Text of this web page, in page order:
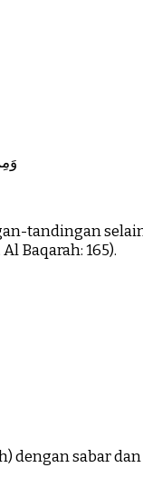
tandingan
Baqarah: 165).
sabar